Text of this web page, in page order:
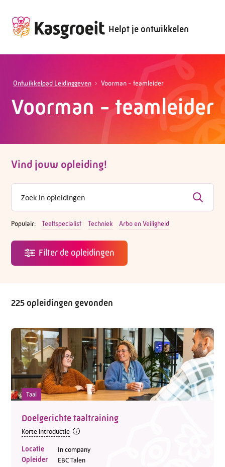
Helpt je ontwikkelen
Ontwikkelpad Leidinggeven Voorman - teamleider
Voorman - teamleider
Vind jouw opleiding!
Populair: Teeltspecialist Techniek Arbo en Veiligheid
225 opleidingen gevonden
Taal
Doelgerichte taaltraining
Korte introductie
Locatie In company
Opleider EBC Talen